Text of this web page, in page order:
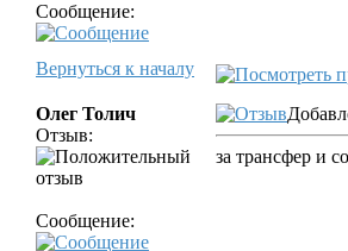
Сообщение:
Вернуться к началу
Олег Толич
Отзыв:
Сообщение:
за трансфер и